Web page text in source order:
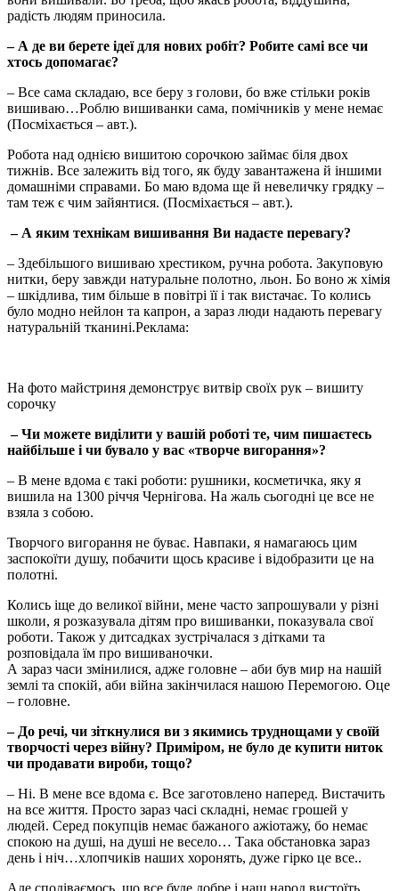
радість людям приносила.
– А де ви берете ідеї для нових робіт? Робите самі все чи
хтось допомагає?
– Все сама складаю, все беру з голови, бо вже стільки років
вишиваю…Роблю вишиванки сама, помічників у мене немає
(Посміхається – авт.).
Робота над однією вишитою сорочкою займає біля двох
тижнів. Все залежить від того, як буду завантажена й іншими
домашніми справами. Бо маю вдома ще й невеличку грядку –
там теж є чим зайянтися. (Посміхається – авт.).
– А яким технікам вишивання Ви надаєте перевагу?
– Здебільшого вишиваю хрестиком, ручна робота. Закуповую
нитки, беру завжди натуральне полотно, льон. Бо воно ж хімія
– шкідлива, тим більше в повітрі її і так вистачає. То колись
було модно нейлон та капрон, а зараз люди надають перевагу
натуральній тканині.Реклама:
На фото майстриня демонструє витвір своїх рук – вишиту
сорочку
– Чи можете виділити у вашій роботі те, чим пишаєтесь
найбільше і чи бувало у вас «творче вигорання»?
– В мене вдома є такі роботи: рушники, косметичка, яку я
вишила на 1300 річчя Чернігова. На жаль сьогодні це все не
взяла з собою.
Творчого вигорання не буває. Навпаки, я намагаюсь цим
заспокоїти душу, побачити щось красиве і відобразити це на
полотні.
Колись іще до великої війни, мене часто запрошували у різні
школи, я розказувала дітям про вишиванки, показувала свої
роботи. Також у дитсадках зустрічалася з дітками та
розповідала їм про вишиваночки.
А зараз часи змінилися, адже головне – аби був мир на нашій
землі та спокій, аби війна закінчилася нашою Перемогою. Оце
– головне.
– До речі, чи зіткнулися ви з якимись труднощами у своїй
творчості через війну? Приміром, не було де купити ниток
чи продавати вироби, тощо?
– Ні. В мене все вдома є. Все заготовлено наперед. Вистачить
на все життя. Просто зараз часі складні, немає грошей у
людей. Серед покупців немає бажаного ажіотажу, бо немає
спокою на душі, на душі не весело… Така обстановка зараз
день і ніч…хлопчиків наших хоронять, дуже гірко це все..